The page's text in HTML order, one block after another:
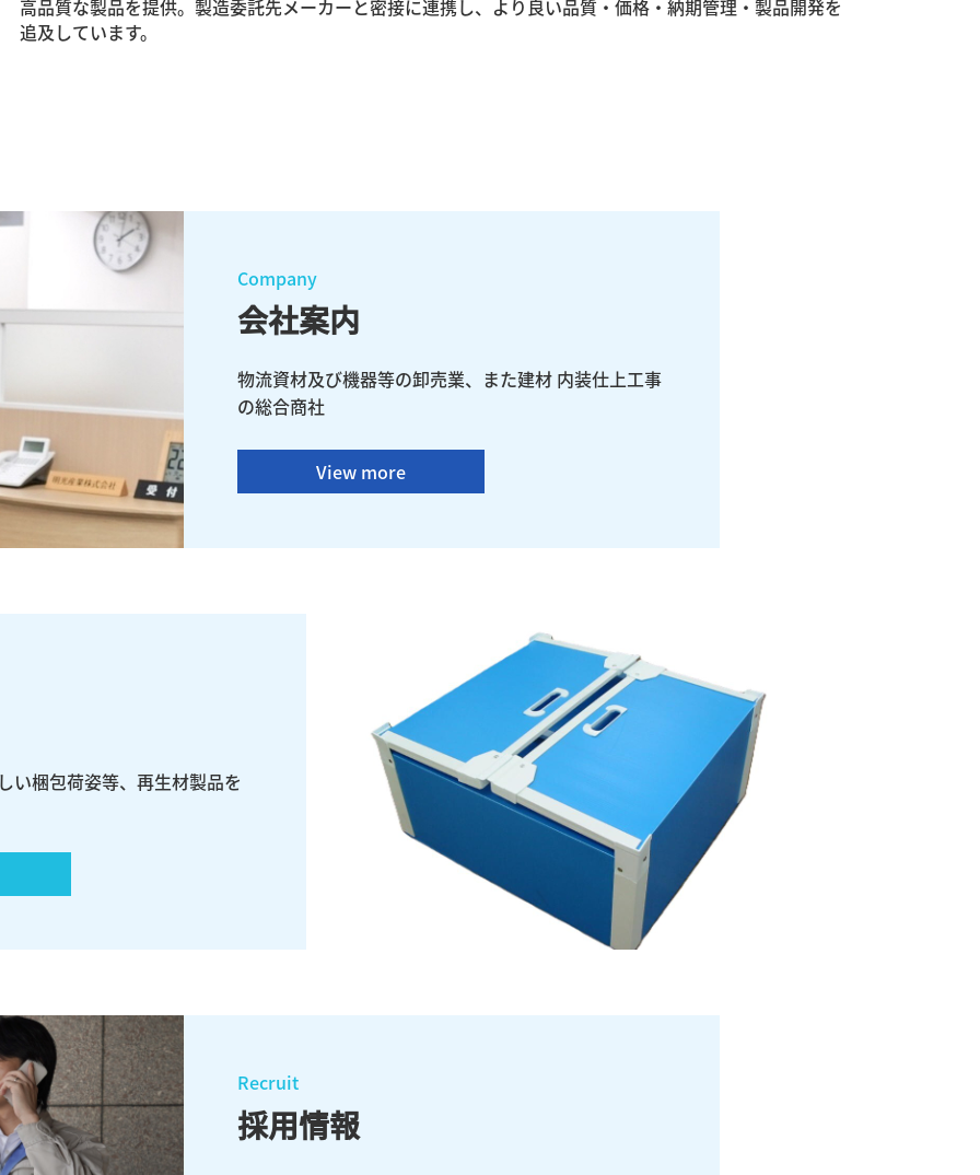
高品質な製品を提供。製造委託先メーカーと密接に連携し、より良い品質・価格・納期管理・製品開発を
追及しています。
Company
会社案内
物流資材及び機器等の卸売業、また建材 内装仕上工事
の総合商社
View more
い梱包荷姿等、再生材製品を
Recruit
採用情報